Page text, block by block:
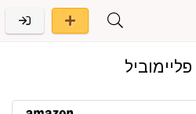
פליימוביל